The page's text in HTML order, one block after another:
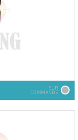
SUR
COMMANDE